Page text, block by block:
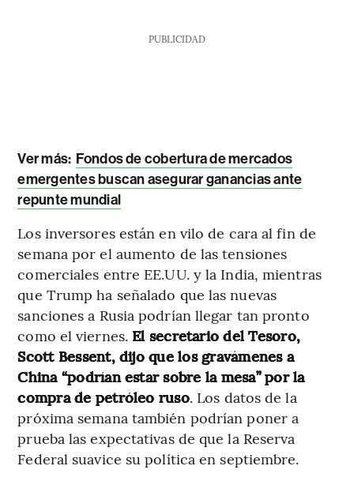
PUBLICIDAD
Ver más: Fondos de cobertura de mercados
emergentes buscan asegurar ganancias ante
repunte mundial
Los inversores están en vilo de cara al fin de
semana por el aumento de las tensiones
comerciales entre EE.UU. y la India, mientras
que Trump ha señalado que las nuevas
sanciones a Rusia podrían llegar tan pronto
como el viernes. El secretario del Tesoro,
Scott Bessent, dijo que los gravámenes a
China “podrían estar sobre la mesa” por la
compra de petróleo ruso. Los datos de la
próxima semana también podrían poner a
prueba las expectativas de que la Reserva
Federal suavice su política en septiembre.